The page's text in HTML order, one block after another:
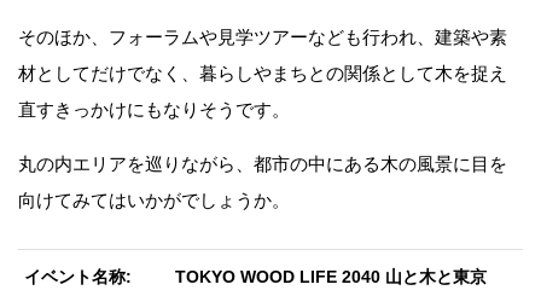
そのほか、フォーラムや見学ツアーなども行われ、建築や素
材としてだけでなく、暮らしやまちとの関係として木を捉え
直すきっかけにもなりそうです。
丸の内エリアを巡りながら、都市の中にある木の風景に目を
向けてみてはいかがでしょうか。
イベント名称 TOKYO WOOD LIFE 2040 山と木と東京